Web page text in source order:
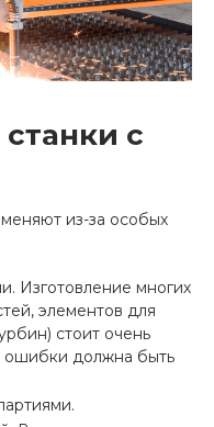
с
из-за особых
Изготовление многих
элементов для
стоит очень
ошибки должна быть